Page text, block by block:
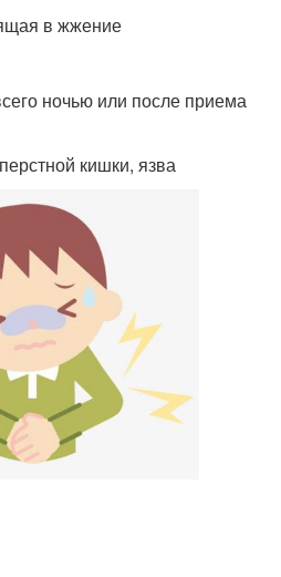
в жжение
ночью или после приема
кишки, язва